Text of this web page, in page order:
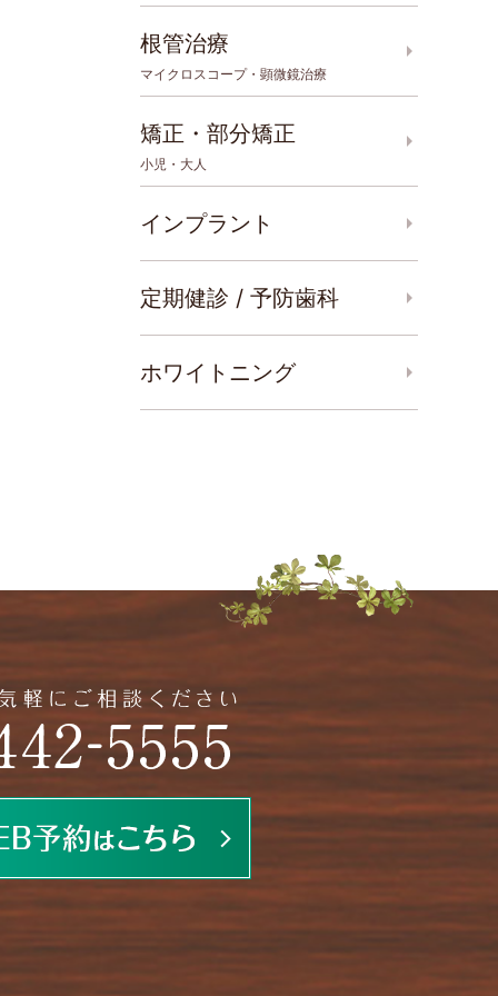
根管治療
マイクロスコープ・顕微鏡治療
矯正・部分矯正
小児・大人
インプラント
定期健診 / 予防歯科
ホワイトニング